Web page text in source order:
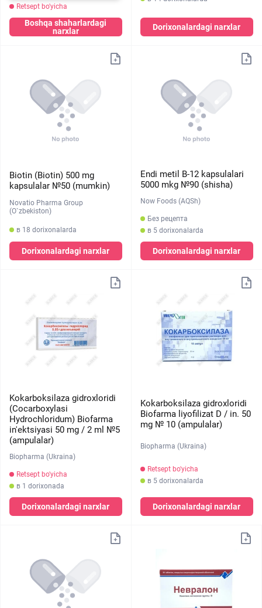
Retsept bo'yicha
Boshqa shaharlardagi
narxlar
Dorixonalardagi narxlar
Biotin (Biotin) 500 mg
kapsulalar №50 (mumkin)
Novatio Pharma Group
(O`zbekiston)
в 18 dorixonalarda
Dorixonalardagi narxlar
Endi metil B-12 kapsulalari
5000 mkg №90 (shisha)
Now Foods (AQSh)
Без рецепта
в 5 dorixonalarda
Dorixonalardagi narxlar
Kokarboksilaza gidroxloridi
(Cocarboxylasi
Hydrochloridum) Biofarma
in'ektsiyasi 50 mg / 2 ml №5
(ampulalar)
Biopharma (Ukraina)
Retsept bo'yicha
в 1 dorixonada
Dorixonalardagi narxlar
Kokarboksilaza gidroxloridi
Biofarma liyofilizat D / in. 50
mg № 10 (ampulalar)
Biopharma (Ukraina)
Retsept bo'yicha
в 5 dorixonalarda
Dorixonalardagi narxlar